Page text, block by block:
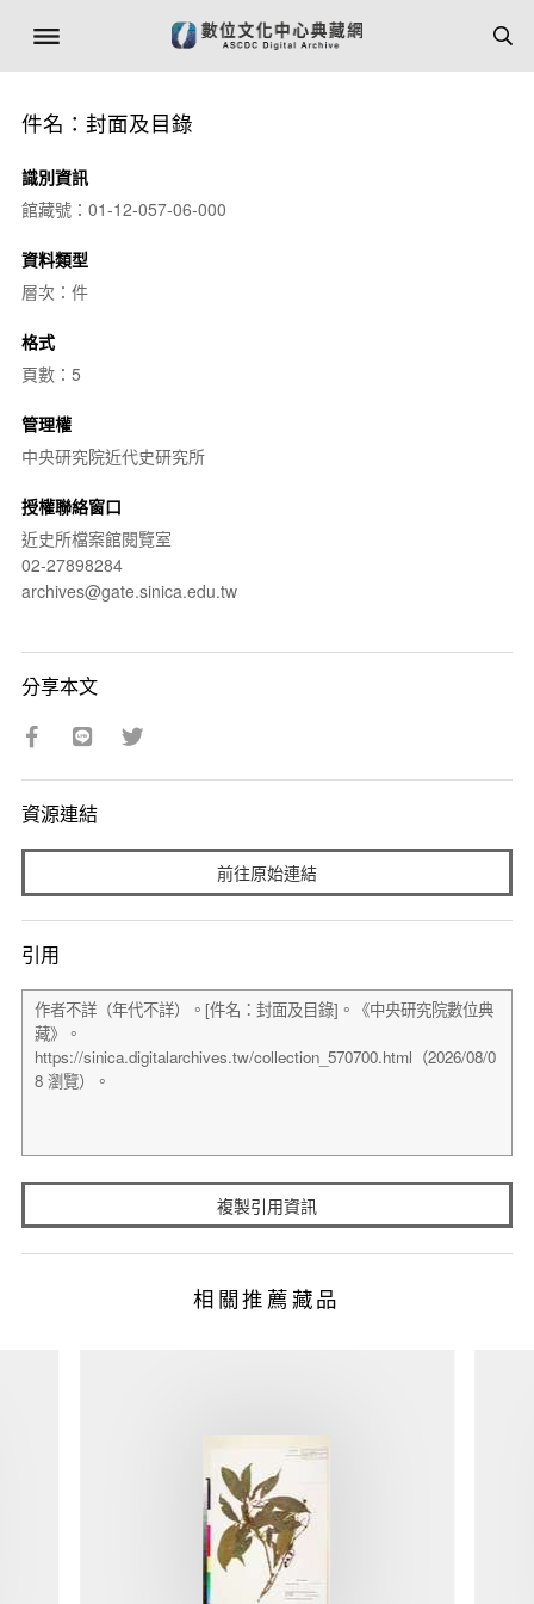
件名：封面及目錄
識別資訊
館藏號：01-12-057-06-000
資料類型
層次：件
格式
頁數：5
管理權
中央研究院近代史研究所
授權聯絡窗口
近史所檔案館閱覽室
02-27898284
archives@gate.sinica.edu.tw
分享本文
資源連結
前往原始連結
引用
複製引用資訊
相關推薦藏品